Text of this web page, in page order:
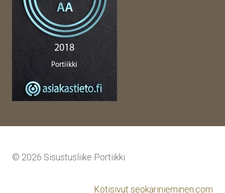
© 2026 Sisustusliike Portiikki
Kotisivut seokarinieminen.com